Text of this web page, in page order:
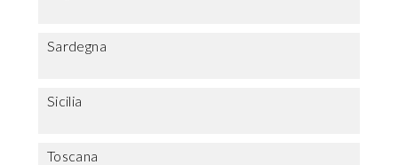
Sardegna
Sicilia
Toscana